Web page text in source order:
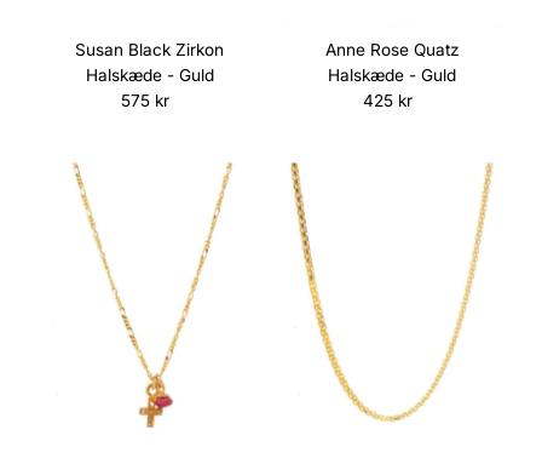
Susan Black Zirkon
Halskæde - Guld
Normalpris
575 kr
Anne Rose Quatz
Halskæde - Guld
Normalpris
425 kr